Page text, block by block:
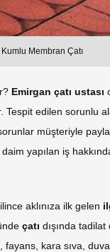
Kumlu Membran Çatı
Emirgan çatı ustası
Tespit edilen sorunlu
müşteriyle
daim yapılan iş
aklınıza ilk gelen
çatı dışında
kara sıva,